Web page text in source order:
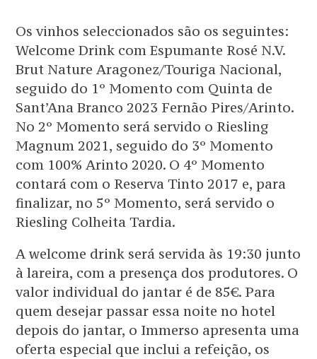
Os vinhos seleccionados são os seguintes:
Welcome Drink com Espumante Rosé N.V.
Brut Nature Aragonez/Touriga Nacional,
seguido do 1º Momento com Quinta de
Sant’Ana Branco 2023 Fernão Pires/Arinto.
No 2º Momento será servido o Riesling
Magnum 2021, seguido do 3º Momento
com 100% Arinto 2020. O 4º Momento
contará com o Reserva Tinto 2017 e, para
finalizar, no 5º Momento, será servido o
Riesling Colheita Tardia.
A welcome drink será servida às 19:30 junto
à lareira, com a presença dos produtores. O
valor individual do jantar é de 85€. Para
quem desejar passar essa noite no hotel
depois do jantar, o Immerso apresenta uma
oferta especial que inclui a refeição, os